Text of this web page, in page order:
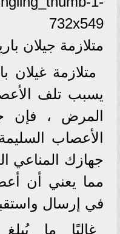
732x549
متلازمة جيلان
متلازمة غيلان
يسبب تلف
المرض ، فإن
الأعصاب
جهازك المناعي
مما يعني أن
في إرسال
غالبًا ما